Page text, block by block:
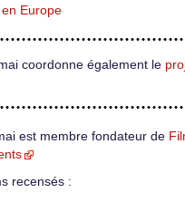
Europe
coordonne également le
est membre fondateur de
recensés :